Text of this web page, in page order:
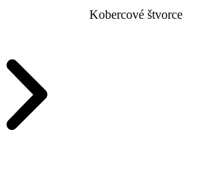
Kobercové štvorce